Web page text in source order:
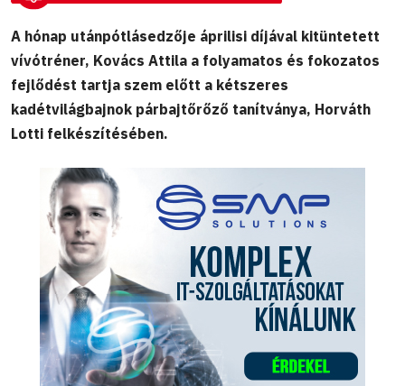
A hónap utánpótlásedzője áprilisi díjával kitüntetett
vívótréner, Kovács Attila a folyamatos és fokozatos
fejlődést tartja szem előtt a kétszeres
kadétvilágbajnok párbajtőrőző tanítványa, Horváth
Lotti felkészítésében.